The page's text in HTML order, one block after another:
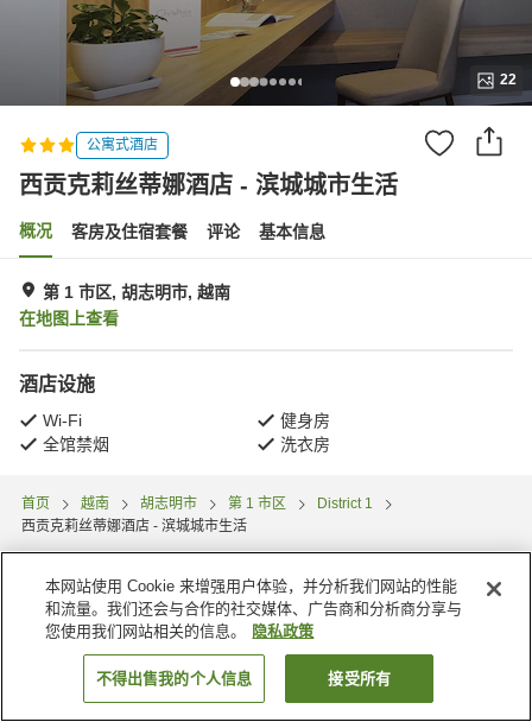
22
公寓式酒店
西贡克莉丝蒂娜酒店 - 滨城城市生活
概况 客房及住宿套餐 评论 基本信息
第 1 市区, 胡志明市, 越南
在地图上查看
酒店设施
Wi-Fi
健身房
全馆禁烟
洗衣房
首页 越南 胡志明市 第 1 市区
District 1
西贡克莉丝蒂娜酒店 - 滨城城市生活
搜索客房
本网站使用 Cookie 来增强用户体验，并分析我们网站的性能
和流量。我们还会与合作的社交媒体、广告商和分析商分享与
您使用我们网站相关的信息。
隐私政策
不得出售我的个人信息 接受所有